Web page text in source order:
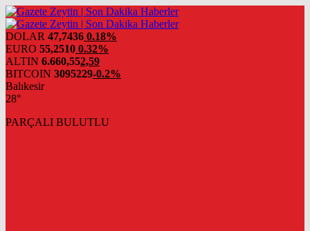
DOLAR 47,7436 0.18%
EURO 55,2510 0.32%
ALTIN 6.660,552,59
BITCOIN 3095229-0.2%
Balıkesir
28°
PARÇALI BULUTLU